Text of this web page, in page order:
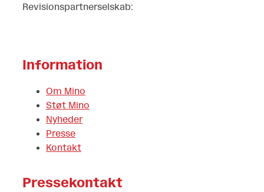
Revisionspartnerselskab:
Information
Om Mino
Støt Mino
Nyheder
Presse
Kontakt
Pressekontakt